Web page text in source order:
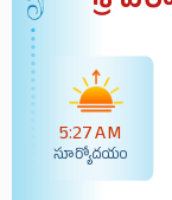
5:27 AM
సూర్యోదయం